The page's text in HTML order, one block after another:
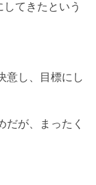
てきたという
意し、目標にし
だが、まったく